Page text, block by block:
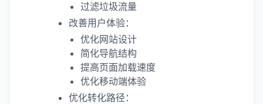
过滤垃圾流量
改善用户体验：
优化网站设计
简化导航结构
提高页面加载速度
优化移动端体验
优化转化路径：